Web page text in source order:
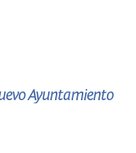
Ayuntamiento